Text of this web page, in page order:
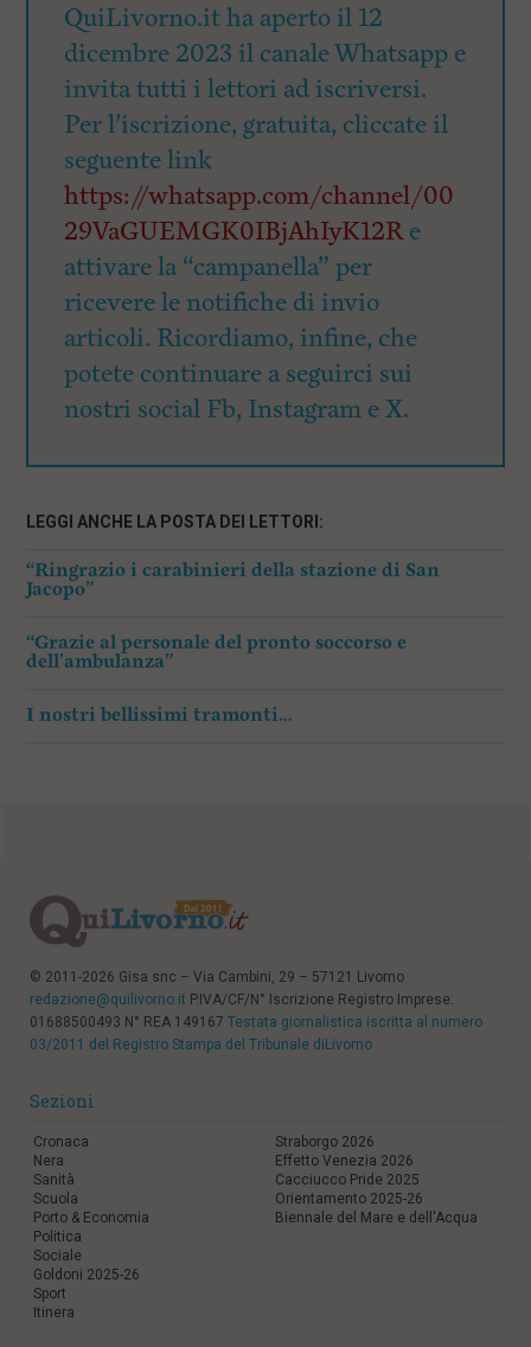
QuiLivorno.it ha aperto il 12
dicembre 2023 il canale Whatsapp e
invita tutti i lettori ad iscriversi.
Per l’iscrizione, gratuita, cliccate il
seguente link
https://whatsapp.com/channel/00
29VaGUEMGK0IBjAhIyK12Re
attivare la “campanella” per
ricevere le notifiche di invio
articoli. Ricordiamo, infine, che
potete continuare a seguirci sui
nostri social Fb, Instagram e X.
LEGGI ANCHE LA POSTA DEI LETTORI:
“Ringrazio i carabinieri della stazione di San
Jacopo”
“Grazie al personale del pronto soccorso e
dell’ambulanza”
I nostri bellissimi tramonti…
© 2011-2026 Gisa snc – Via Cambini, 29 – 57121 Livorno
redazione@quilivorno.it P.IVA/CF/N° Iscrizione Registro Imprese:
01688500493 N° REA 149167 Testata giornalistica iscritta al numero
03/2011 del Registro Stampa del Tribunale diLivorno
Sezioni
Cronaca
Nera
Sanità
Scuola
Porto & Economia
Politica
Sociale
Goldoni 2025-26
Sport
Itinera
Straborgo 2026
Effetto Venezia 2026
Cacciucco Pride 2025
Orientamento 2025-26
Biennale del Mare e dell'Acqua